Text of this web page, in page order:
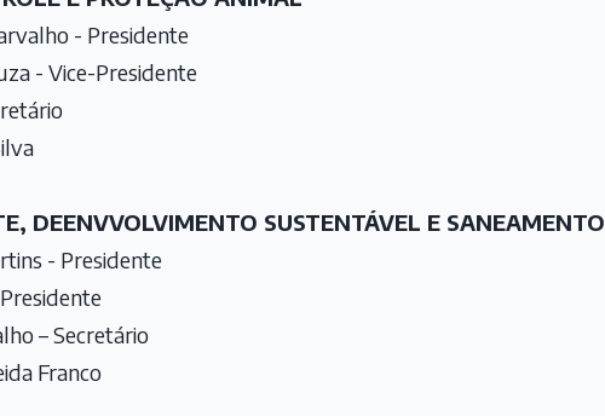
- Presidente
- Vice-Presidente
DEENVVOLVIMENTO SUSTENTÁVEL E SANEAMENTO
- Presidente
– Secretário
Franco